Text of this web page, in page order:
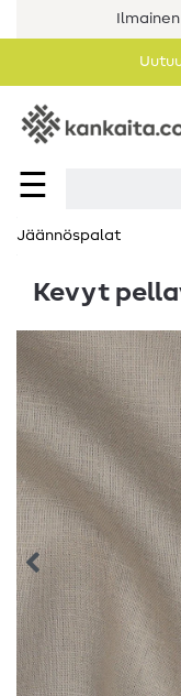
☰
Jäännöspalat
Kevyt